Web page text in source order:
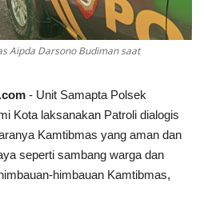
Aipda Darsono Budiman saat
- Unit Samapta Polsek
Kota laksanakan Patroli dialogis
Kamtibmas yang aman dan
seperti sambang warga dan
himbauan Kamtibmas,